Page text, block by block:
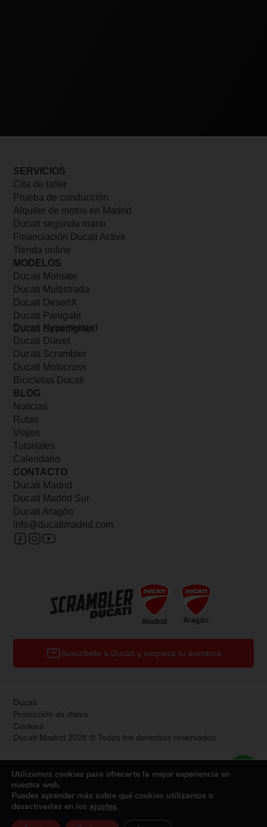
SERVICIOS
Cita de taller
Prueba de conducción
Alquiler de motos en Madrid
Ducati segunda mano
Financiación Ducati Active
Tienda online
MODELOS
Ducati Monster
Ducati Multistrada
Ducati DesertX
Ducati Panigale
Ducati Streetfighter
Ducati Hypermotard
Ducati Diavel
Ducati Scrambler
Ducati Motocross
Bicicletas Ducati
BLOG
Noticias
Rutas
Viajes
Tutoriales
Calendario
CONTACTO
Ducati Madrid
Ducati Madrid Sur
Ducati Aragón
info@ducatimadrid.com
Suscríbete a Ducati y empieza tu aventura
Ducati
Protección de datos
Cookies
Ducati Madrid 2026 © Todos los derechos reservados
Utilizamos cookies para ofrecerte la mejor experiencia en
nuestra web.
Puedes aprender más sobre qué cookies utilizamos o
desactivarlas en los ajustes.